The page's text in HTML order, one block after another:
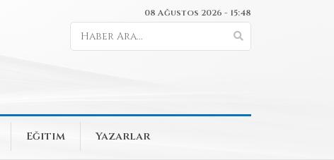
08 Ağustos 2026 - 15:48
Eğitim Yazarlar